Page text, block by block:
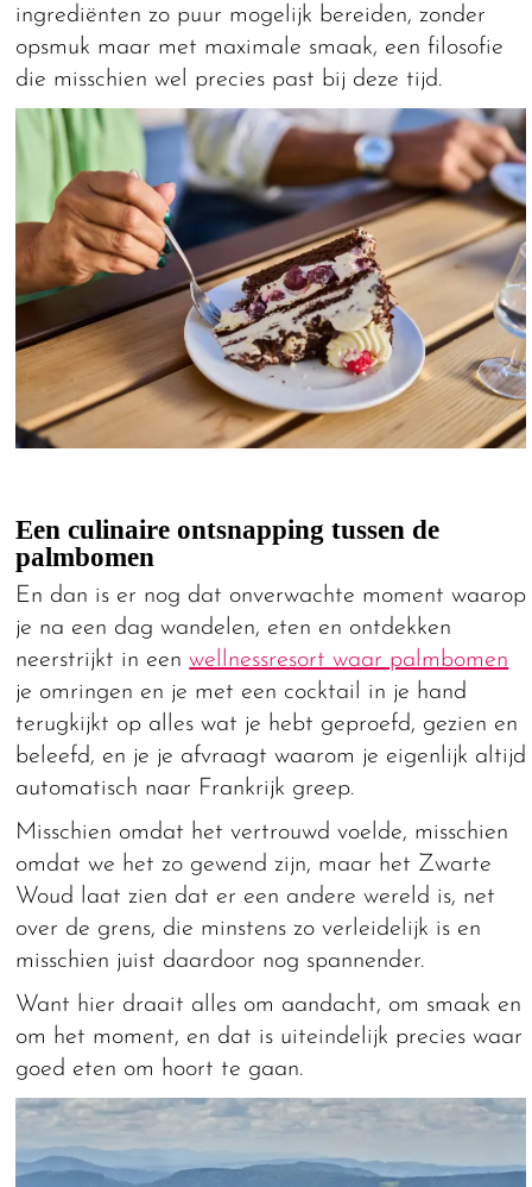
ingrediënten zo puur mogelijk bereiden, zonder
opsmuk maar met maximale smaak, een filosofie
die misschien wel precies past bij deze tijd.
Een culinaire ontsnapping tussen de
palmbomen
En dan is er nog dat onverwachte moment waarop
je na een dag wandelen, eten en ontdekken
neerstrijkt in eenwellnessresort waar palmbomen
je omringen en je met een cocktail in je hand
terugkijkt op alles wat je hebt geproefd, gezien en
beleefd, en je je afvraagt waarom je eigenlijk altijd
automatisch naar Frankrijk greep.
Misschien omdat het vertrouwd voelde, misschien
omdat we het zo gewend zijn, maar het Zwarte
Woud laat zien dat er een andere wereld is, net
over de grens, die minstens zo verleidelijk is en
misschien juist daardoor nog spannender.
Want hier draait alles om aandacht, om smaak en
om het moment, en dat is uiteindelijk precies waar
goed eten om hoort te gaan.